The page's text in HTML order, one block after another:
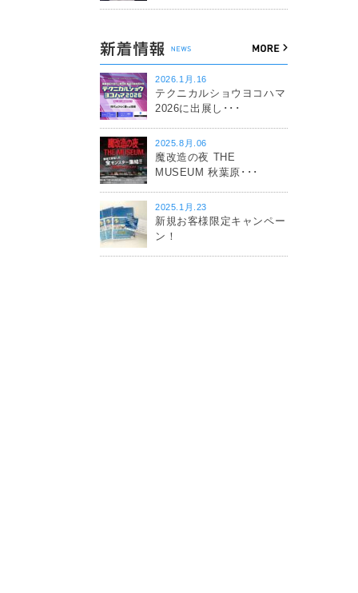
2026.1月.16
テクニカルショウヨコハマ
2026に出展し･･･
2025.8月.06
魔改造の夜 THE
MUSEUM 秋葉原･･･
2025.1月.23
新規お客様限定キャンペー
ン！